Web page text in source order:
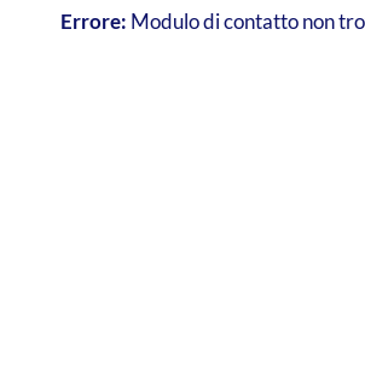
Errore: Modulo di contatto non